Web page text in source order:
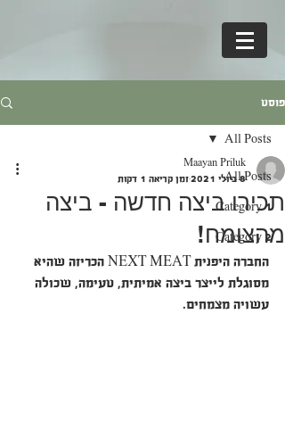
פוסט
All Posts
Category 1
Category 2
All Posts
תכירו ביצה חדשה - ביצה
מהצומח!
Maayan Priluk
8 ביולי 2021
זמן קריאה 1 דקות
החברה היפנית NEXT MEAT הכריזה שהיא
מסוגלת לייצר ביצה אמיתית, טעימה, שכולה
עשויה מצמחים.